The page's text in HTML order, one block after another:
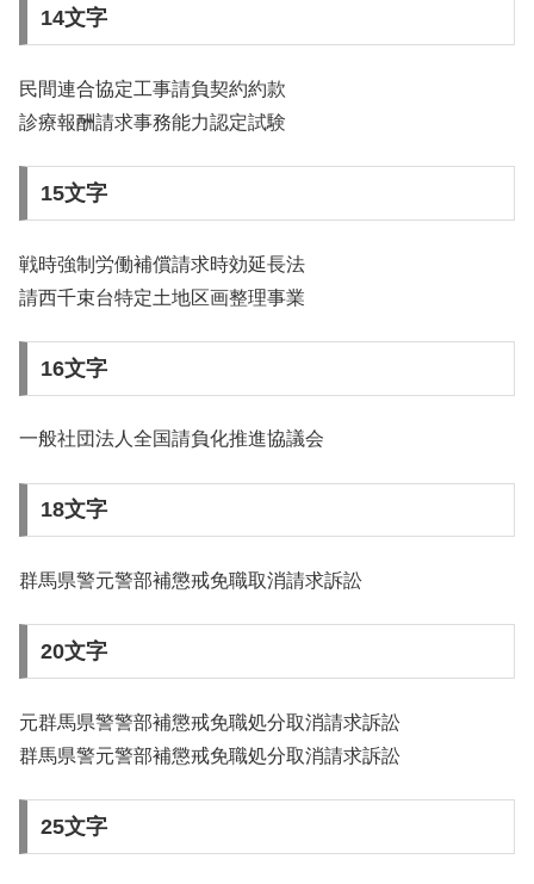
14文字
民間連合協定工事請負契約約款
診療報酬請求事務能力認定試験
15文字
戦時強制労働補償請求時効延長法
請西千束台特定土地区画整理事業
16文字
一般社団法人全国請負化推進協議会
18文字
群馬県警元警部補懲戒免職取消請求訴訟
20文字
元群馬県警警部補懲戒免職処分取消請求訴訟
群馬県警元警部補懲戒免職処分取消請求訴訟
25文字